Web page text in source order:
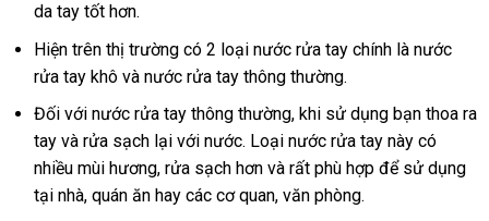
da tay tốt hơn.
Hiện trên thị trường có 2 loại nước rửa tay chính là nước
rửa tay khô và nước rửa tay thông thường.
Đối với nước rửa tay thông thường, khi sử dụng bạn thoa ra
tay và rửa sạch lại với nước. Loại nước rửa tay này có
nhiều mùi hương, rửa sạch hơn và rất phù hợp để sử dụng
tại nhà, quán ăn hay các cơ quan, văn phòng.